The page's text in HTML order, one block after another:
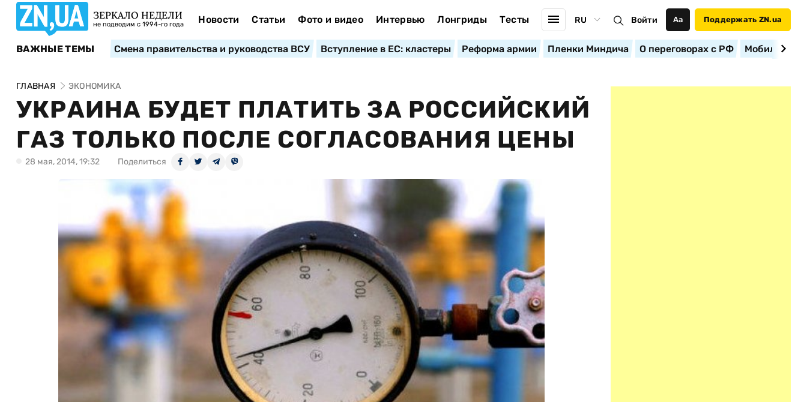
ЗЕРКАЛО НЕДЕЛИ
не подводим с 1994-го года Новости Статьи Фото и видео Интервью Лонгриды Тесты RU Войти Аа Поддержать ZN.ua
ВАЖНЫЕ ТЕМЫ Смена правительства и руководства ВСУ Вступление в ЕС: кластеры Реформа армии Пленки Миндича О переговорах с РФ
ГЛАВНАЯ ЭКОНОМИКА
УКРАИНА БУДЕТ ПЛАТИТЬ ЗА РОССИЙСКИЙ
ГАЗ ТОЛЬКО ПОСЛЕ СОГЛАСОВАНИЯ ЦЕНЫ
28 мая, 2014, 19:32 Поделиться